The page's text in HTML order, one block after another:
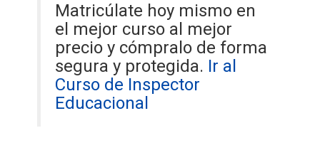
Matricúlate hoy mismo en
el mejor curso al mejor
precio y cómpralo de forma
segura y protegida. Ir al
Curso de Inspector
Educacional